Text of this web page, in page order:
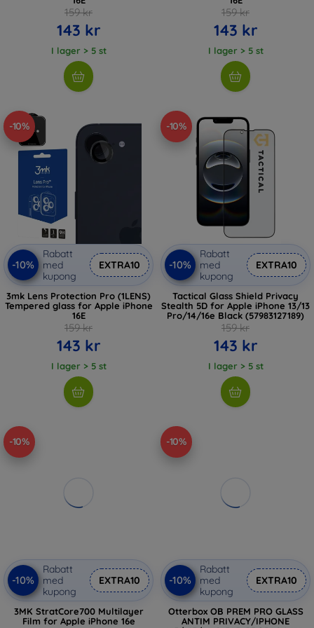
159 kr
143 kr
I lager > 5 st
159 kr
143 kr
I lager > 5 st
-10%
-10%
Rabatt
med
kupong
EXTRA10
3mk Lens Protection Pro (1LENS)
Tempered glass for Apple iPhone
16E
159 kr
143 kr
I lager > 5 st
-10%
-10%
Rabatt
med
kupong
EXTRA10
Tactical Glass Shield Privacy
Stealth 5D for Apple iPhone 13/13
Pro/14/16e Black (57983127189)
159 kr
143 kr
I lager > 5 st
-10%
-10%
Rabatt
med
kupong
EXTRA10
3MK StratCore700 Multilayer
Film for Apple iPhone 16e
-10%
-10%
Rabatt
med
kupong
EXTRA10
Otterbox OB PREM PRO GLASS
ANTIM PRIVACY/IPHONE